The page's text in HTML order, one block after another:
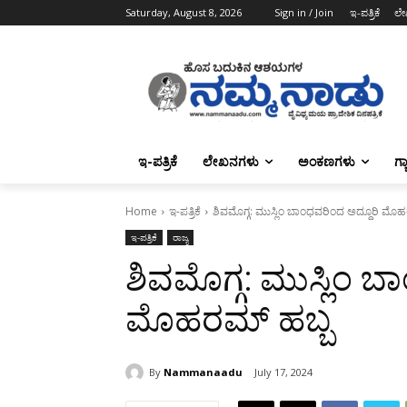
Saturday, August 8, 2026 Sign in / Join ಇ-ಪತ್ರಿಕೆ
ಇ-ಪತ್ರಿಕೆ ಲೇಖನಗಳು ಅಂಕಣಗಳು
Home ಇ-ಪತ್ರಿಕೆ ಶಿವಮೊಗ್ಗ: ಮುಸ್ಲಿಂ ಬಾಂಧವರಿಂದ ಅದ್ದೂರಿ
ಇ-ಪತ್ರಿಕೆ ರಾಜ್ಯ
ಶಿವಮೊಗ್ಗ: ಮುಸ್ಲಿಂ
ಮೊಹರಮ್ ಹಬ್ಬ
By Nammanaadu July 17, 2024